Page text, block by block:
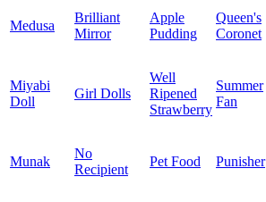
Medusa
Brilliant
Mirror
Apple
Pudding
Queen's
Coronet
Miyabi
Doll
Girl Dolls
Well
Ripened
Strawberry
Summer
Fan
Munak
No
Recipient
Pet Food Punisher